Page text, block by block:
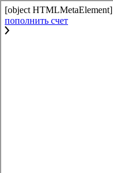
[object HTMLMetaElement]
пополнить счет